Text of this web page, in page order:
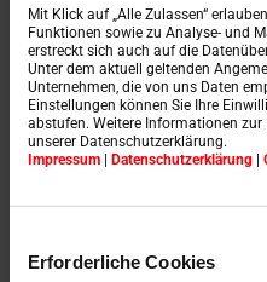
Mit Klick auf „Alle Zulassen“
Funktionen sowie zu Analyse- und
erstreckt sich auch auf die
Unter dem aktuell geltenden
Unternehmen, die von uns Daten
Einstellungen können Sie Ihre
abstufen. Weitere Informationen
unserer Datenschutzerklärung.
Impressum | Datenschutzerklärung |
Erforderliche Cookies
Czechówka,
Skutočný raj
milovníkov
zasadený do
...